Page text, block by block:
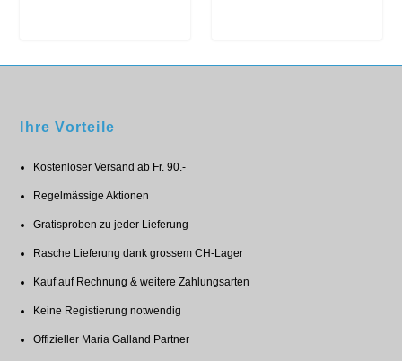
Ihre Vorteile
Kostenloser Versand ab Fr. 90.-
Regelmässige Aktionen
Gratisproben zu jeder Lieferung
Rasche Lieferung dank grossem CH-Lager
Kauf auf Rechnung & weitere Zahlungsarten
Keine Registierung notwendig
Offizieller Maria Galland Partner